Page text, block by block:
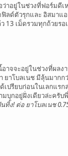
อยู่ในช่วงที่ฟอร์มดีเ
ลด์ตัวรุกและ อิสมาแ
13 เม็ดรวมทุกถ้วยร
จะอยู่ในช่วงที่ผลงา
ยาโบลเนช มีลุ้นมา
ปรียบก่อนในเลกแร
บุกอยู่ฝั่งเดียวล่ะครับ
ทิ้ง! ต่อ ยาโบลเนช